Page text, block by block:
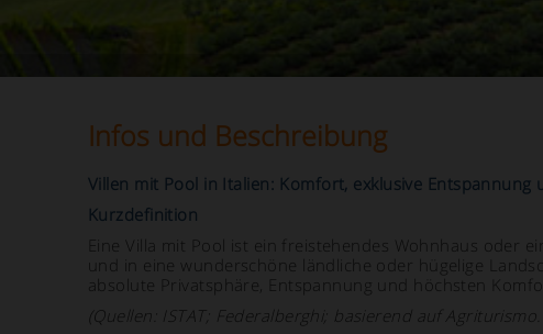
Infos und Beschreibung
Villen mit Pool in Italien: Komfort, exklusive
Kurzdefinition
Eine Villa mit Pool ist ein freistehendes Wohnhaus oder
und in eine wunderschöne ländliche oder hügelige
absolute Privatsphäre, Entspannung und höchsten
(Quellen: ISTAT; Federalberghi; basierend auf